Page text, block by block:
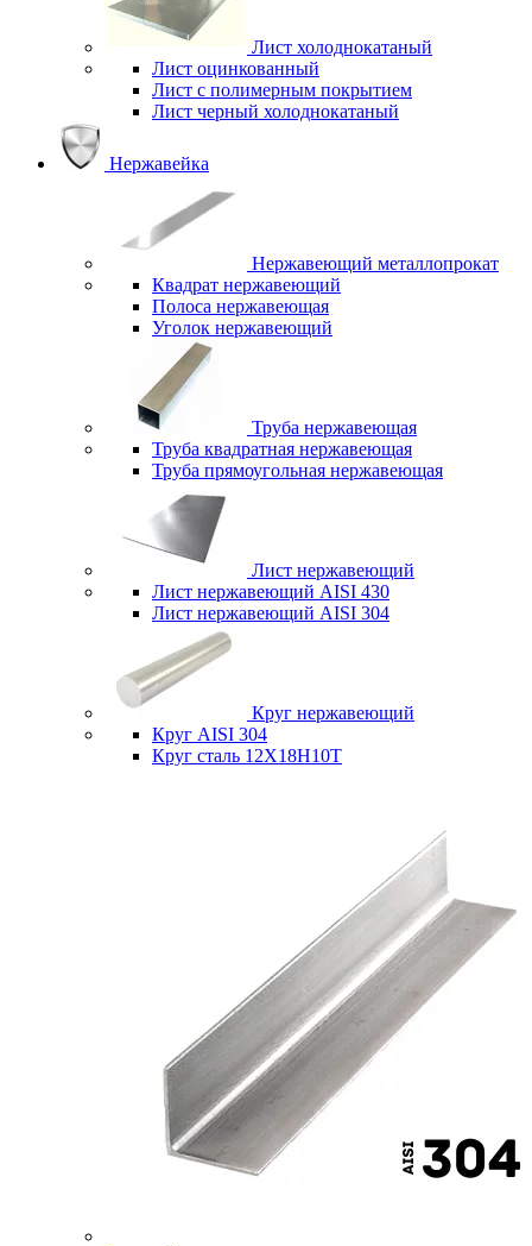
Лист холоднокатаный
Лист оцинкованный
Лист с полимерным покрытием
Лист черный холоднокатаный
Нержавейка
Нержавеющий металлопрокат
Квадрат нержавеющий
Полоса нержавеющая
Уголок нержавеющий
Труба нержавеющая
Труба квадратная нержавеющая
Труба прямоугольная нержавеющая
Лист нержавеющий
Лист нержавеющий AISI 430
Лист нержавеющий AISI 304
Круг нержавеющий
Круг AISI 304
Круг сталь 12Х18Н10Т